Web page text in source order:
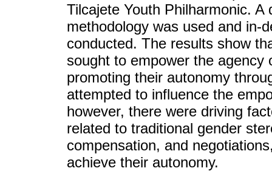
Tilcajete Youth Philharmonic.
methodology was used and in-
conducted. The results show
sought to empower the
promoting their autonomy
attempted to influence the
however, there were driving
related to traditional gender
compensation, and
achieve their autonomy.